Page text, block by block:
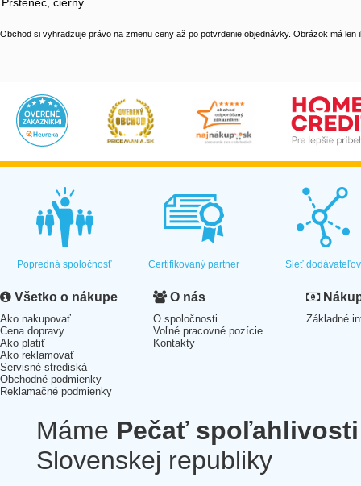
Obchod si vyhradzuje právo na zmenu ceny až po potvrdenie objednávky. Obrázok má len
Popredná spoločnosť Certifikovaný partner Sieť dodávateľov
Všetko o nákupe
Ako nakupovať
Cena dopravy
Ako platiť
Ako reklamovať
Servisné strediská
Obchodné podmienky
Reklamačné podmienky
O nás
O spoločnosti
Voľné pracovné pozície
Kontakty
Základné
Máme Pečať spoľahlivosti
Slovenskej republiky